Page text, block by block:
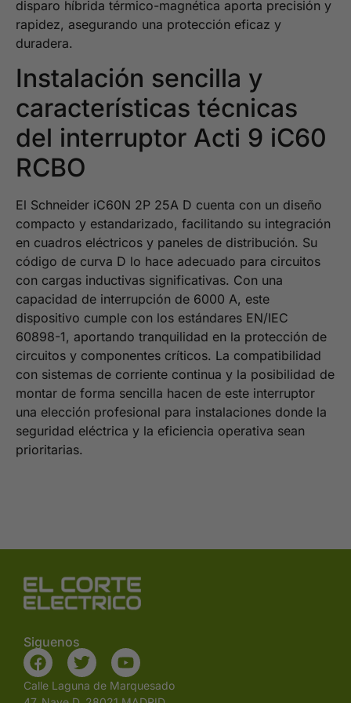
disparo híbrida térmico-magnética aporta precisión y
rapidez, asegurando una protección eficaz y
duradera.
Instalación sencilla y
características técnicas
del interruptor Acti 9 iC60
RCBO
El Schneider iC60N 2P 25A D cuenta con un diseño
compacto y estandarizado, facilitando su integración
en cuadros eléctricos y paneles de distribución. Su
código de curva D lo hace adecuado para circuitos
con cargas inductivas significativas. Con una
capacidad de interrupción de 6000 A, este
dispositivo cumple con los estándares EN/IEC
60898-1, aportando tranquilidad en la protección de
circuitos y componentes críticos. La compatibilidad
con sistemas de corriente continua y la posibilidad de
montar de forma sencilla hacen de este interruptor
una elección profesional para instalaciones donde la
seguridad eléctrica y la eficiencia operativa sean
prioritarias.
Siguenos
Calle Laguna de Marquesado